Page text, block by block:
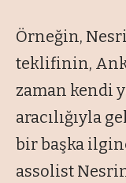
Örneğin,
teklifinin,
zaman kendi
aracılığıyla
bir başka
assolist